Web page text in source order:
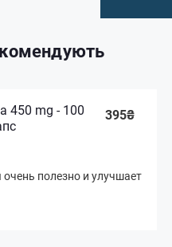
450 mg - 100
395₴
полезно и улучшает